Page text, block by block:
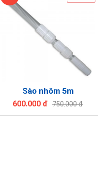
Sào nhôm 5m
600.000 đ 750.000 đ